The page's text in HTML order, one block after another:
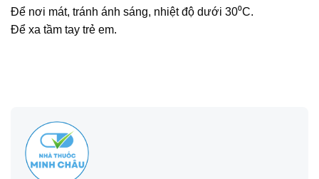
Để nơi mát, tránh ánh sáng, nhiệt độ dưới 30⁰C.
Để xa tầm tay trẻ em.